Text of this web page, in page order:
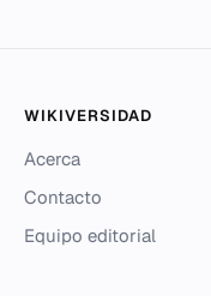
WIKIVERSIDAD
Acerca
Contacto
Equipo editorial